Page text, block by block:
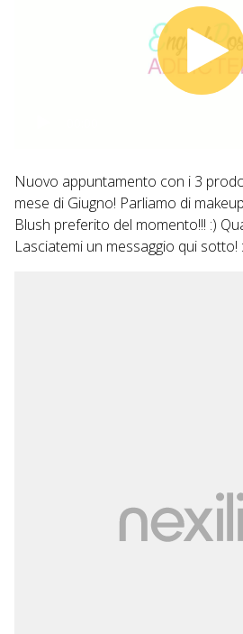
Nuovo appuntamento con i 3
mese di Giugno! Parliamo di
Blush preferito del momento!!! :)
Lasciatemi un messaggio qui sotto!